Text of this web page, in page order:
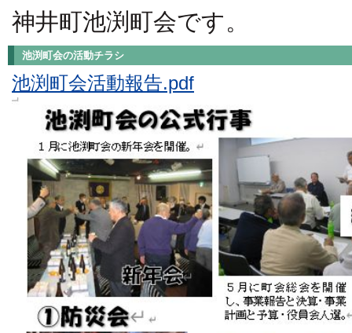
神井町池渕町会です。
池渕町会の活動チラシ
池渕町会活動報告.pdf